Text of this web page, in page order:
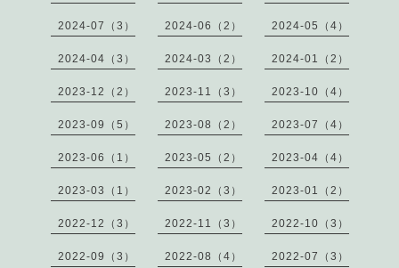
2024-07（3） 2024-06（2） 2024-05（4）
2024-04（3） 2024-03（2） 2024-01（2）
2023-12（2） 2023-11（3） 2023-10（4）
2023-09（5） 2023-08（2） 2023-07（4）
2023-06（1） 2023-05（2） 2023-04（4）
2023-03（1） 2023-02（3） 2023-01（2）
2022-12（3） 2022-11（3） 2022-10（3）
2022-09（3） 2022-08（4） 2022-07（3）